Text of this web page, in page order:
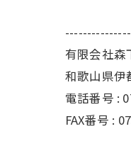
有限会社森
和歌山県伊
電話番号 :
FAX番号 :